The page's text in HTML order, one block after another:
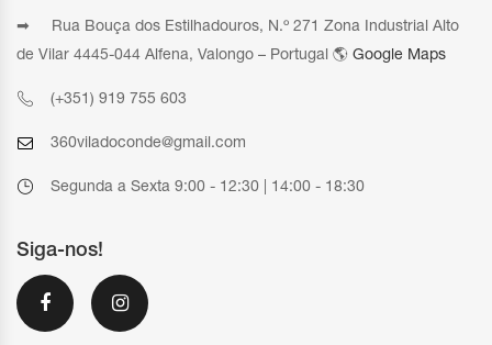
➡ Rua Bouça dos Estilhadouros, N.º 271 Zona Industrial Alto
de Vilar 4445-044 Alfena, Valongo – Portugal 🌎 Google Maps
(+351) 919 755 603
360viladoconde@gmail.com
Segunda a Sexta 9:00 - 12:30 | 14:00 - 18:30
Siga-nos!